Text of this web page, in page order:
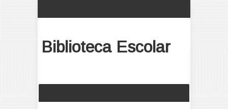
Biblioteca Escolar